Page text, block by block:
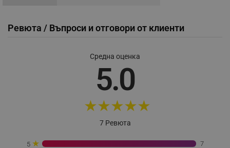
Ревюта / Въпроси и отговори от клиенти
Средна оценка
5.0
★★★★★
7 Ревюта
5 ★ 7
_nzm_nosubscribe_92166-7699
_nzm_idnl_92166-7699
_nzm_noid_92166-7699
_nzm_id_92166-7699